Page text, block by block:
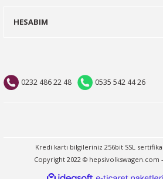
0232 486 22 48 0535 542 44 26
HESABIM
Copyright 2022 © hepsivolkswagen.com -
Kredi kartı bilgileriniz 256bit SSL
ideasoft